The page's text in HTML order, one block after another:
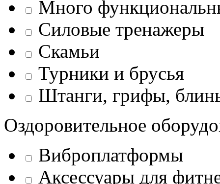
Много
Силовые тренажеры
Скамьи
Турники и брусья
Штанги, грифы,
Оздоровительное
Виброплатформы
Аксессуары для